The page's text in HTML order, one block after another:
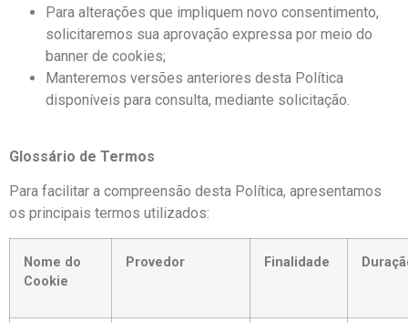
Para alterações que impliquem novo consentimento,
solicitaremos sua aprovação expressa por meio do
banner de cookies;
Manteremos versões anteriores desta Política
disponíveis para consulta, mediante solicitação.
Glossário de Termos
Para facilitar a compreensão desta Política, apresentamos
os principais termos utilizados:
Nome do
Cookie
Provedor Finalidade